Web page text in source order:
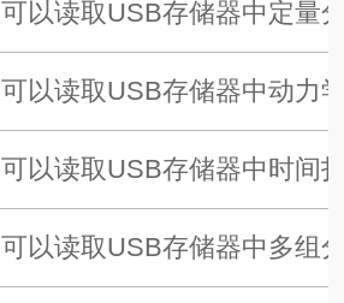
可以读取USB存储器中定量
可以读取USB存储器中动力
可以读取USB存储器中时间
可以读取USB存储器中多组